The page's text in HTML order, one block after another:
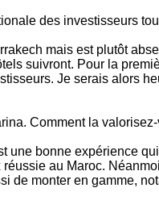
des investisseurs
mais est plutôt
suivront. Pour la
Je serais alors
Comment la
une bonne expérience
au Maroc.
de monter en gamme,